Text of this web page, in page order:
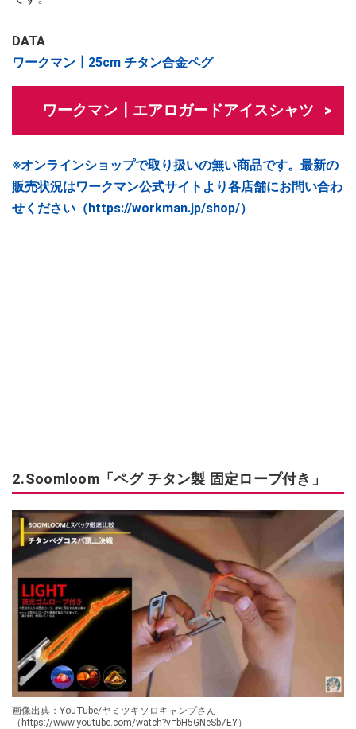
DATA
ワークマン┃25cm チタン合金ペグ
ワークマン┃エアロガードアイスシャツ
※オンラインショップで取り扱いの無い商品です。最新の
販売状況はワークマン公式サイトより各店舗にお問い合わ
せください（https://workman.jp/shop/）
2.Soomloom「ペグ チタン製 固定ロープ付き」
画像出典：YouTube/ヤミツキソロキャンプさん
（https://www.youtube.com/watch?v=bH5GNeSb7EY）